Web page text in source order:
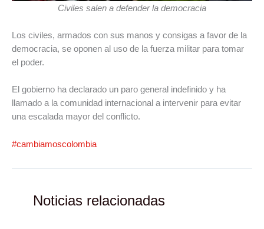
Civiles salen a defender la democracia
Los civiles, armados con sus manos y consigas a favor de la
democracia, se oponen al uso de la fuerza militar para tomar
el poder.
El gobierno ha declarado un paro general indefinido y ha
llamado a la comunidad internacional a intervenir para evitar
una escalada mayor del conflicto.
#cambiamoscolombia
Noticias relacionadas